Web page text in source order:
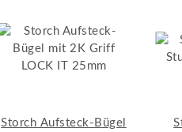
Storch Aufsteck-Bügel